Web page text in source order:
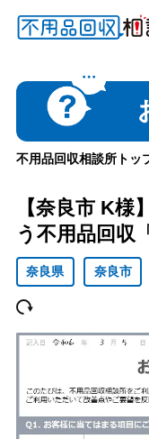
不用
当社
不用品回収相談所トッ
【奈良市 K様
う不用品回収
奈良県 奈良市